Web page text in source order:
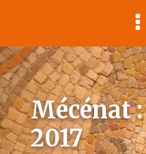
Mécénat
2017